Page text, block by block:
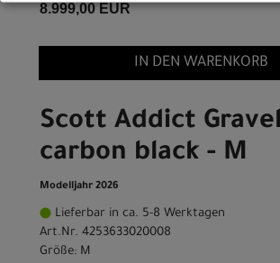
8.999,00 EUR
IN DEN WARENKORB
Scott Addict Gravel
carbon black - M
Modelljahr 2026
Lieferbar in ca. 5-8 Werktagen
Art.Nr. 4253633020008
Größe: M